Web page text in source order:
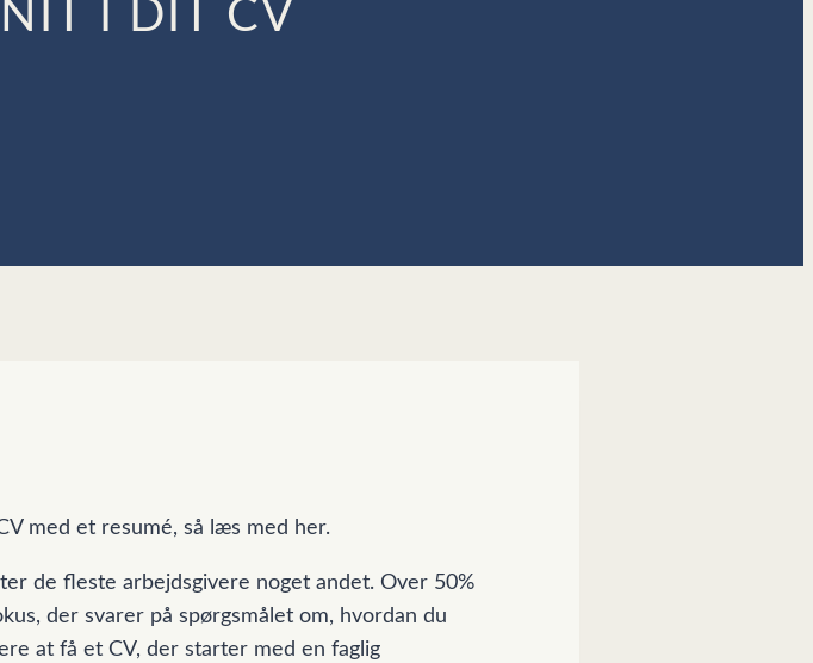
I DIT CV
med et resumé, så læs med her.
de fleste arbejdsgivere noget andet. Over 50%
der svarer på spørgsmålet om, hvordan du
at få et CV, der starter med en faglig